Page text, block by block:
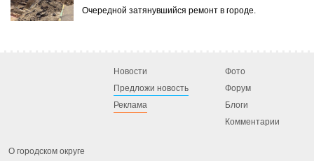
Очередной затянувшийся ремонт в городе.
Новости
Предложи новость
Реклама
Фото
Форум
Блоги
Комментарии
О городском округе